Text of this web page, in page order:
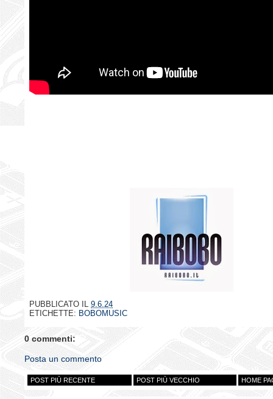
PUBBLICATO IL 9.6.24
ETICHETTE: BOBOMUSIC
0 commenti:
Posta un commento
POST PIÙ RECENTE POST PIÙ VECCHIO HOME